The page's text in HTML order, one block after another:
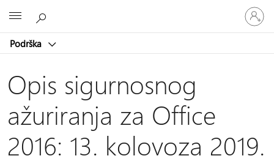
Podrška
Prijavite
se
u
račun
Opis sigurnosnog
ažuriranja za Office
2016: 13. kolovoza 2019.